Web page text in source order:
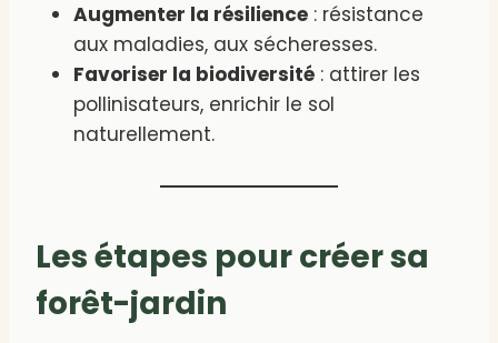
Augmenter la résilience : résistance
aux maladies, aux sécheresses.
Favoriser la biodiversité : attirer les
pollinisateurs, enrichir le sol
naturellement.
Les étapes pour créer sa
forêt-jardin